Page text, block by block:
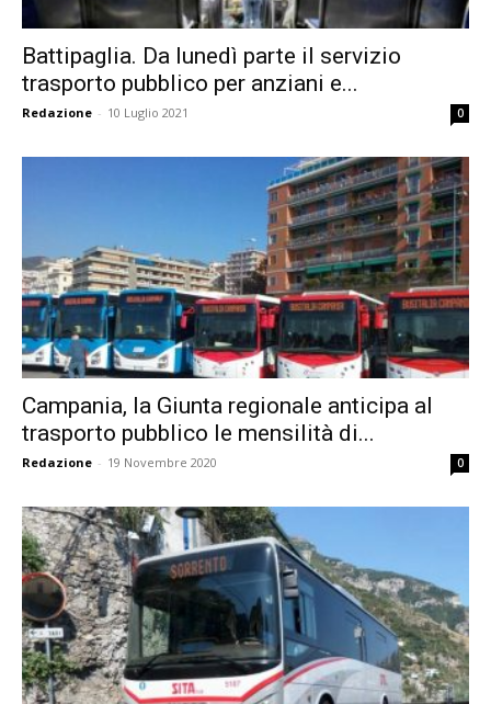
Battipaglia. Da lunedì parte il servizio
trasporto pubblico per anziani e...
Redazione - 10 Luglio 2021 0
Campania, la Giunta regionale anticipa al
trasporto pubblico le mensilità di...
Redazione - 19 Novembre 2020 0